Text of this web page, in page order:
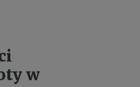
w